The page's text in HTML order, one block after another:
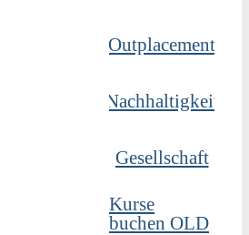
Outplacement
Nachhaltigkeit
Gesellschaft
Kurse
buchen OLD